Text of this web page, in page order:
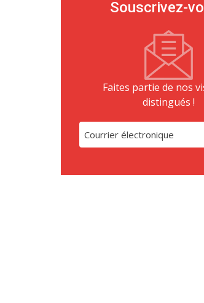
Souscrivez-
Faites partie de nos
distingués !